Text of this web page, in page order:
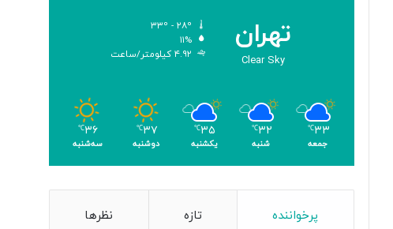
تهران
Clear Sky
۱۱%
۴.۹۲ کیلومتر/ساعت
۳۳℃
جمعه
۳۲℃
شنبه
۳۵℃
یکشنبه
۳۷℃
دوشنبه
۳۶℃
سه‌شنبه
پرخواننده تازه نظرها